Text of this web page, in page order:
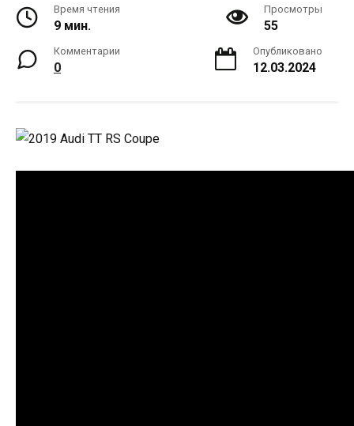
Время чтения
9 мин.
Просмотры
55
Комментарии
0
Опубликовано
12.03.2024